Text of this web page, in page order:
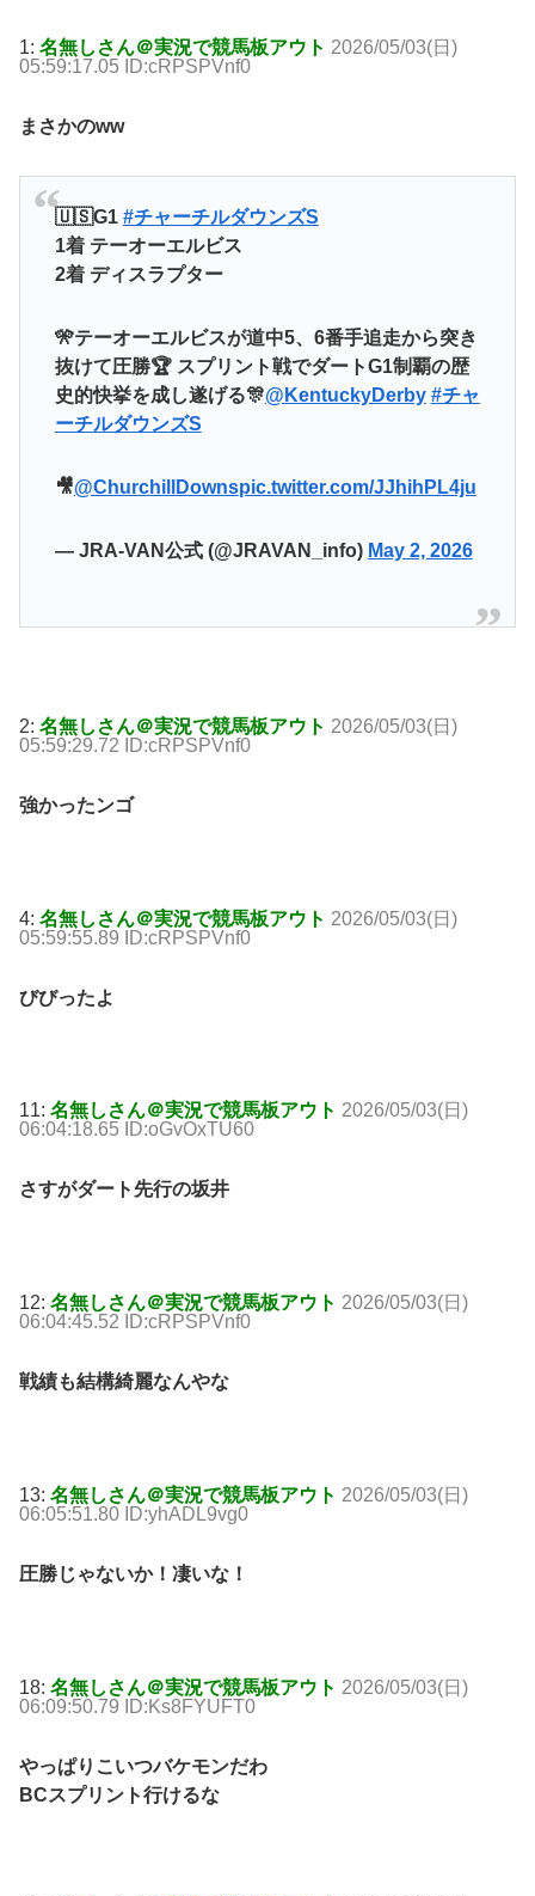
1: 名無しさん＠実況で競馬板アウト 2026/05/03(日)
05:59:17.05 ID:cRPSPVnf0
まさかのww
🇺🇸G1 #チャーチルダウンズS
1着 テーオーエルビス
2着 ディスラプター
🎌テーオーエルビスが道中5、6番手追走から突き
抜けて圧勝🏆 スプリント戦でダートG1制覇の歴
史的快挙を成し遂げる🎊@KentuckyDerby #チャ
ーチルダウンズS
🎥@ChurchillDownspic.twitter.com/JJhihPL4ju
— JRA-VAN公式 (@JRAVAN_info) May 2, 2026
2: 名無しさん＠実況で競馬板アウト 2026/05/03(日)
05:59:29.72 ID:cRPSPVnf0
強かったンゴ
4: 名無しさん＠実況で競馬板アウト 2026/05/03(日)
05:59:55.89 ID:cRPSPVnf0
びびったよ
11: 名無しさん＠実況で競馬板アウト 2026/05/03(日)
06:04:18.65 ID:oGvOxTU60
さすがダート先行の坂井
12: 名無しさん＠実況で競馬板アウト 2026/05/03(日)
06:04:45.52 ID:cRPSPVnf0
戦績も結構綺麗なんやな
13: 名無しさん＠実況で競馬板アウト 2026/05/03(日)
06:05:51.80 ID:yhADL9vg0
圧勝じゃないか！凄いな！
18: 名無しさん＠実況で競馬板アウト 2026/05/03(日)
06:09:50.79 ID:Ks8FYUFT0
やっぱりこいつバケモンだわ
BCスプリント行けるな